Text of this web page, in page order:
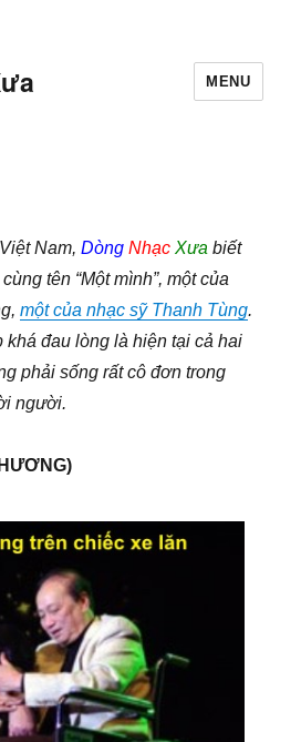
MENU
Nam,Dòng Nhạc Xưa biết
tên “Một mình”, một của
một của nhạc sỹ Thanh Tùng.
khá đau lòng là hiện tại cả hai
phải sống rất cô đơn trong
người.